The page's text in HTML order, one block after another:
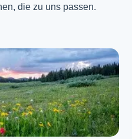
die zu uns passen.